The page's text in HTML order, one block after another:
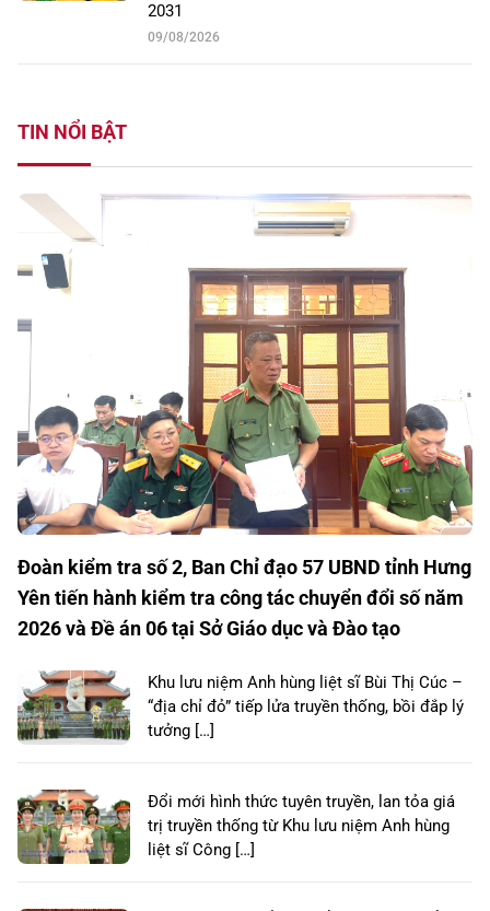
2031
09/08/2026
TIN NỔI BẬT
Đoàn kiểm tra số 2, Ban Chỉ đạo 57 UBND tỉnh Hưng
Yên tiến hành kiểm tra công tác chuyển đổi số năm
2026 và Đề án 06 tại Sở Giáo dục và Đào tạo
Khu lưu niệm Anh hùng liệt sĩ Bùi Thị Cúc –
“địa chỉ đỏ” tiếp lửa truyền thống, bồi đắp lý
tưởng […]
Đổi mới hình thức tuyên truyền, lan tỏa giá
trị truyền thống từ Khu lưu niệm Anh hùng
liệt sĩ Công […]